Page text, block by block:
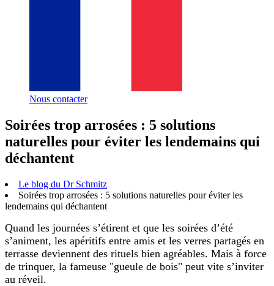
Nous contacter
Soirées trop arrosées : 5 solutions
naturelles pour éviter les lendemains qui
déchantent
Le blog du Dr Schmitz
Soirées trop arrosées : 5 solutions naturelles pour éviter les
lendemains qui déchantent
Quand les journées s’étirent et que les soirées d’été
s’animent, les apéritifs entre amis et les verres partagés en
terrasse deviennent des rituels bien agréables. Mais à force
de trinquer, la fameuse "gueule de bois" peut vite s’inviter
au réveil.